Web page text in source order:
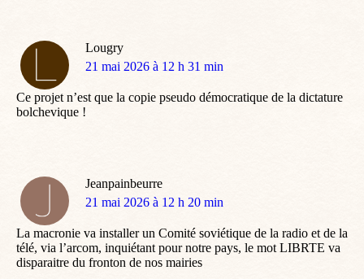
Lougry
dit
21 mai 2026 à 12 h 31 min
Ce projet n’est que la copie pseudo démocratique de la dictature
bolchevique !
Jeanpainbeurre
dit
21 mai 2026 à 12 h 20 min
La macronie va installer un Comité soviétique de la radio et de la
télé, via l’arcom, inquiétant pour notre pays, le mot LIBRTE va
disparaitre du fronton de nos mairies